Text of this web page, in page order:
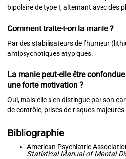
bipolaire de type I, alternant avec des
Comment traite-t-on la manie ?
Par des stabilisateurs de l’humeur
antipsychotiques atypiques.
La manie peut-elle être
une forte motivation ?
Oui, mais elle s’en distingue par son
de contrôle, prises de risques
Bibliographie
American Psychiatric
Statistical Manual of Mental